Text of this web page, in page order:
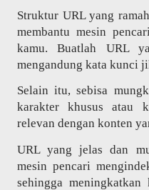
Struktur URL yang
membantu mesin
kamu. Buatlah URL
mengandung kata kunci
Selain itu, sebisa
karakter khusus atau
relevan dengan konten
URL yang jelas dan
mesin pencari
sehingga